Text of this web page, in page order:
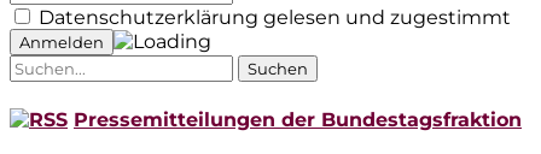
Datenschutzerklärung gelesen und zugestimmt
Suche
nach:
Pressemitteilungen der Bundestagsfraktion